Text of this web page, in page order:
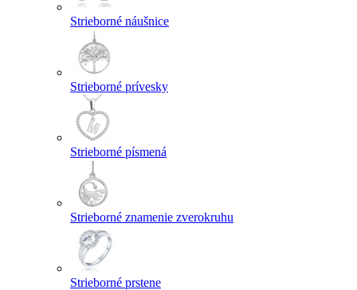
Strieborné náušnice
Strieborné prívesky
Strieborné písmená
Strieborné znamenie zverokruhu
Strieborné prstene